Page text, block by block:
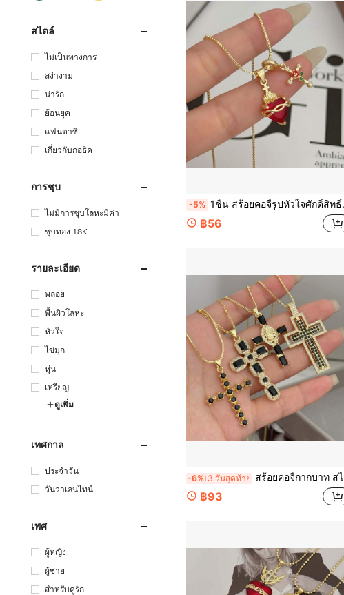
สไตล์
ไม่เป็นทางการ
สง่างาม
น่ารัก
ย้อนยุค
แฟนตาซี
เกี่ยวกับกอธิค
การชุบ
ไม่มีการชุบโลหะมีค่า
ชุบทอง 18K
รายละเอียด
พลอย
พื้นผิวโลหะ
หัวใจ
ไข่มุก
หุ่น
เหรียญ
ดูเพิ่ม
เทศกาล
ประจำวัน
วันวาเลนไทน์
เพศ
ผู้หญิง
ผู้ชาย
สำหรับคู่รัก
-5% 1ชิ้น สร้อยคอจี้รูปหัวใจศักดิ์สิทธิ์สีแดง/กุหลาบ, เครื่องประดับแฟชั่นลำลองสำหรับผู้หญิง, เหมาะสำหรับใส่ในชีวิตประจำวัน/ของขวัญวันวาเลนไทน์
฿56
-6% 3 วันสุดท้าย สร้อยคอจี้กากบาท สไตล์กอธิก-พังก์ สีดำ, ชุบทองแดง CZ, เครื่องประดับศาสนาแบบส่วนบุคคลสำหรับผู้หญิง เหมาะสำหรับสวมใส่ประจำวัน/ของขวัญเทศกาล
฿93